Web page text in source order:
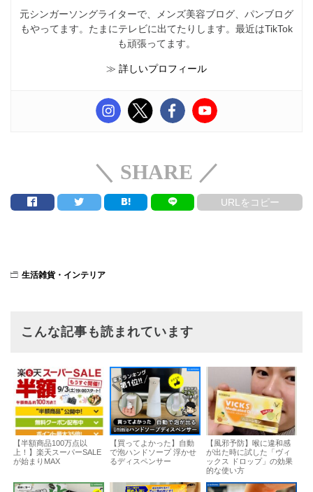
元シンガーソングライターで、メンズ美容ブログ、パンブログ
もやってます。たまにテレビに出てたりします。最近はTikTok
も頑張ってます。
≫ 詳しいプロフィール
＼ SHARE ／
URLをコピー
生活雑貨・インテリア
こんな記事も読まれています
【半額商品100万点以
上！】楽天スーパーSALE
が始まりMAX
【買ってよかった】自動
で泡ハンドソープ 浮かせ
るディスペンサー
【風邪予防】喉に違和感
が出た時に試した「ヴィ
ックス ドロップ」の効果
的な使い方